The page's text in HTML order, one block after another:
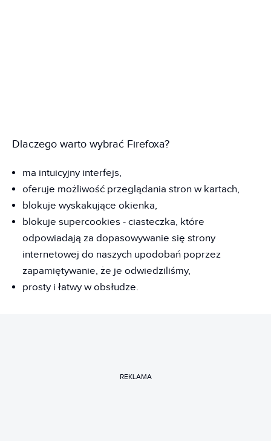
Dlaczego warto wybrać Firefoxa?
ma intuicyjny interfejs,
oferuje możliwość przeglądania stron w kartach,
blokuje wyskakujące okienka,
blokuje supercookies - ciasteczka, które
odpowiadają za dopasowywanie się strony
internetowej do naszych upodobań poprzez
zapamiętywanie, że je odwiedziliśmy,
prosty i łatwy w obsłudze.
REKLAMA